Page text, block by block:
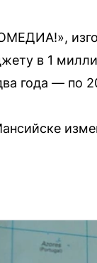
в 1
года — по